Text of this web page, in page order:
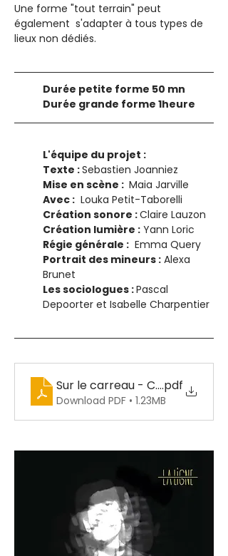
Une forme "tout terrain" peut
également  s'adapter à tous types de
lieux non dédiés.
​Durée petite forme 50 mn
Durée grande forme 1heure
L'équipe du projet :
Texte : Sebastien Joanniez
Mise en scène : Maia Jarville
Avec :
  Louka Petit-Taborelli
Création sonore : Claire Lauzon
Création lumière : Yann Loric
Régie générale :
  Emma Query
Portrait des mineurs : Alexa
Brunet
Les sociologues : Pascal
Depoorter et Isabelle Charpentier
Sur le carreau - Cie La Ligne
.pdf
Download PDF • 1.23MB